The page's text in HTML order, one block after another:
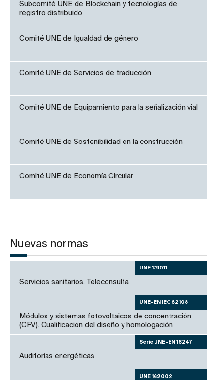
Subcomité UNE de Blockchain y tecnologías de
registro distribuido
Comité UNE de Igualdad de género
Comité UNE de Servicios de traducción
Comité UNE de Equipamiento para la señalización vial
Comité UNE de Sostenibilidad en la construcción
Comité UNE de Economía Circular
Nuevas normas
UNE 179011
Servicios sanitarios. Teleconsulta
UNE-EN IEC 62108
Módulos y sistemas fotovoltaicos de concentración
(CFV). Cualificación del diseño y homologación
Serie UNE-EN 16247
Auditorías energéticas
UNE 162002